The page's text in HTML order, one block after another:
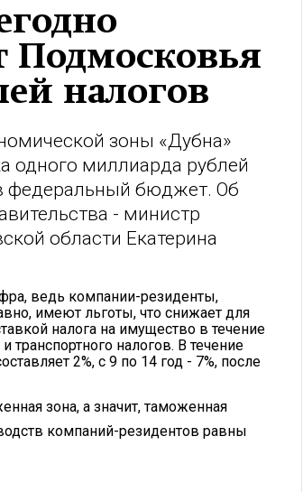
Подмосковья
налогов
зоны «Дубна»
одного миллиарда рублей
федеральный бюджет. Об
- министр
области Екатерина
ведь компании-резиденты,
имеют льготы, что снижает для
налога на имущество в течение
транспортного налогов. В течение
2%, с 9 по 14 год - 7%, после
зона, а значит, таможенная
компаний-резидентов равны